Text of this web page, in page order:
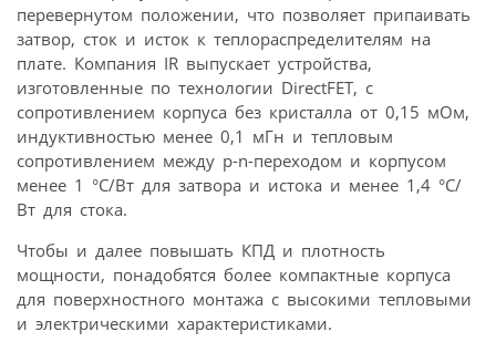
перевернутом положении, что позволяет припаивать
затвор, сток и исток к теплораспределителям на
плате. Компания IR выпускает устройства,
изготовленные по технологии DirectFET, с
сопротивлением корпуса без кристалла от 0,15 мОм,
индуктивностью менее 0,1 мГн и тепловым
сопротивлением между p-n-переходом и корпусом
менее 1 °С/Вт для затвора и истока и менее 1,4 °С/
Вт для стока.
Чтобы и далее повышать КПД и плотность
мощности, понадобятся более компактные корпуса
для поверхностного монтажа с высокими тепловыми
и электрическими характеристиками.